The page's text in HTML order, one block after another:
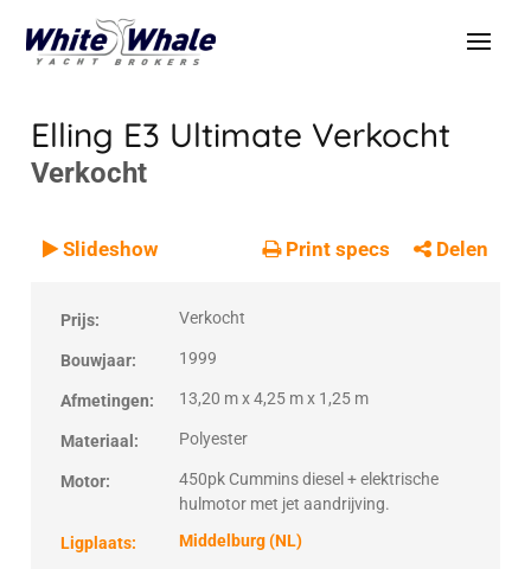
Elling E3 Ultimate Verkocht
Verkocht
VERKOCHT
Verkocht
Slideshow Print specs Delen
Prijs: Verkocht
Bouwjaar: 1999
Afmetingen: 13,20 m x 4,25 m x 1,25 m
Materiaal: Polyester
Motor:
450pk Cummins diesel + elektrische
hulmotor met jet aandrijving.
Ligplaats: Middelburg (NL)